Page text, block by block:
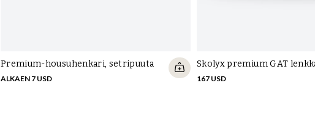
Premium-housuhenkari, setripuuta
ALKAEN 7 USD
Skolyx premium GAT
167 USD